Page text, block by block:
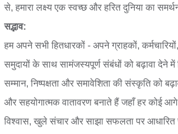
से, हमारा लक्ष्य एक स्वच्छ और हरित दुनिया का
सद्भाव:
हम अपने सभी हितधारकों - अपने ग्राहकों,
समुदायों के साथ सामंजस्यपूर्ण संबंधों को बढ़ावा देने में
सम्मान, निष्पक्षता और समावेशिता की संस्कृति को
और सहयोगात्मक वातावरण बनाते हैं जहाँ हर कोई
विश्वास, खुले संचार और साझा सफलता पर आधारित